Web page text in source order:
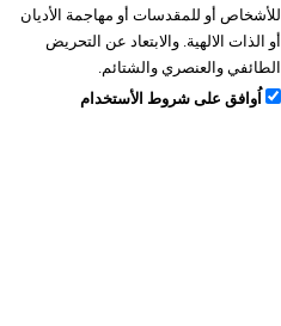
للأشخاص أو للمقدسات أو مهاجمة الأديان
أو الذات الالهية. والابتعاد عن التحريض
الطائفي والعنصري والشتائم.
اُوافق على شروط الأستخدام